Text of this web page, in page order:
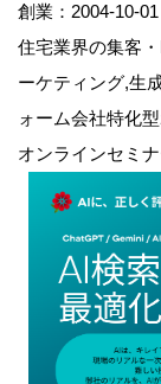
創業：2004-10-01
住宅業界の集客
ーケティング,生
ォーム会社特化
オンラインセミ